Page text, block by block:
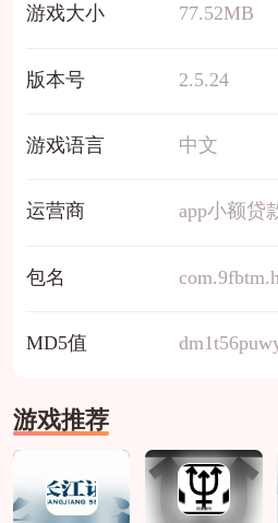
游戏大小 77.52MB
版本号 2.5.24
游戏语言 中文
运营商 app小额贷
包名
MD5值
游戏推荐